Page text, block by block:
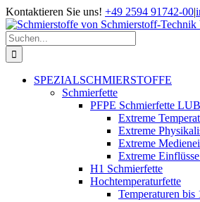
Zum
Inhalt
springen
Kontaktieren Sie uns! +49 2594 91742-00|
Suche
nach:
SPEZIALSCHMIERSTOFFE
Schmierfette
PFPE Schmierfette
Extreme
Extreme
Extreme
Extreme
H1 Schmierfette
Hochtemperaturfette
Temperaturen bis